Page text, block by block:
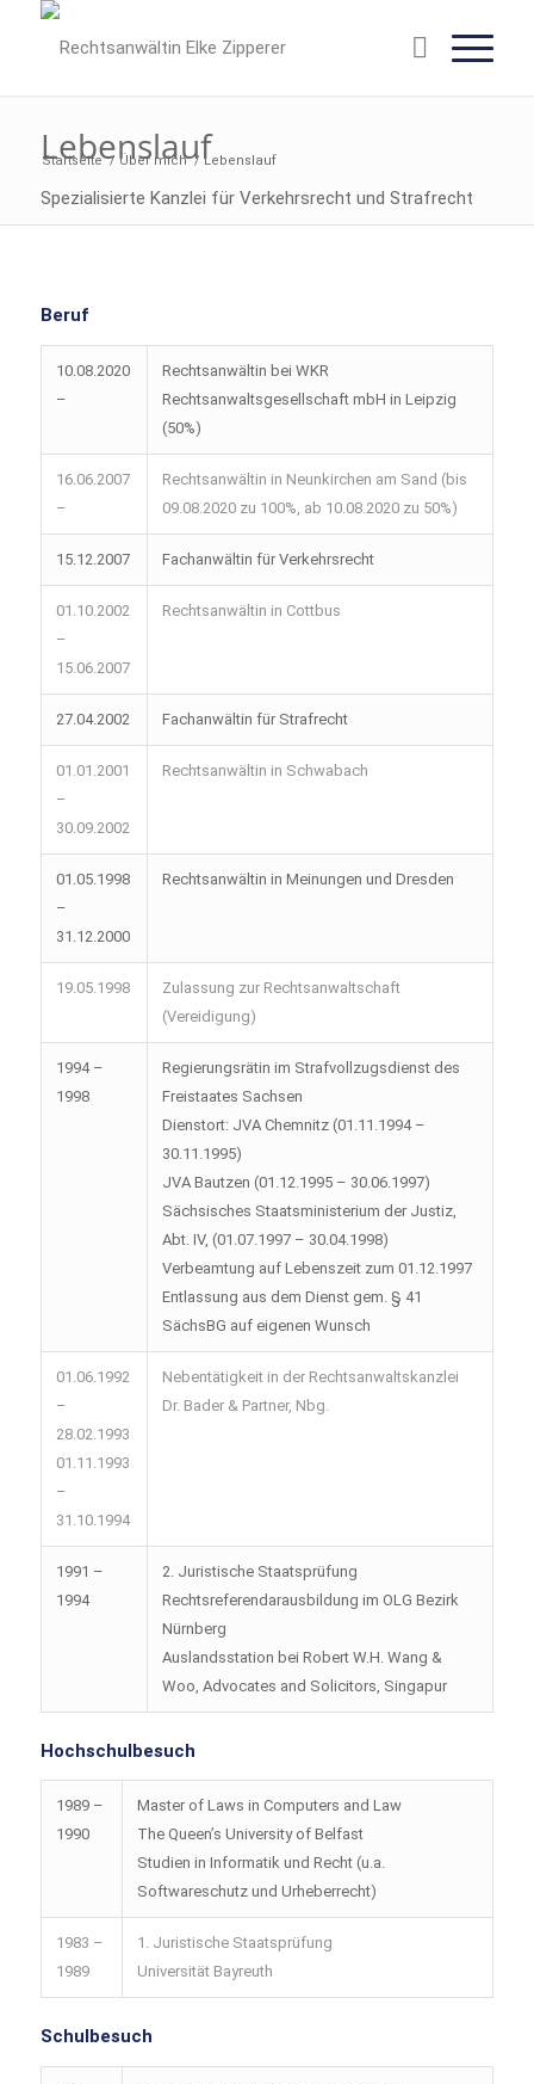
Lebenslauf
Spezialisierte Kanzlei für Verkehrsrecht und Strafrecht
Startseite / Über mich / Lebenslauf
Beruf
10.08.2020
–
Rechtsanwältin bei WKR
Rechtsanwaltsgesellschaft mbH in Leipzig
(50%)
16.06.2007
–
Rechtsanwältin in Neunkirchen am Sand (bis
09.08.2020 zu 100%, ab 10.08.2020 zu 50%)
15.12.2007 Fachanwältin für Verkehrsrecht
01.10.2002
–
15.06.2007
Rechtsanwältin in Cottbus
27.04.2002 Fachanwältin für Strafrecht
01.01.2001
–
30.09.2002
Rechtsanwältin in Schwabach
01.05.1998
–
31.12.2000
Rechtsanwältin in Meinungen und Dresden
19.05.1998
Zulassung zur Rechtsanwaltschaft
(Vereidigung)
1994 –
1998
Regierungsrätin im Strafvollzugsdienst des
Freistaates Sachsen
Dienstort: JVA Chemnitz (01.11.1994 –
30.11.1995)
JVA Bautzen (01.12.1995 – 30.06.1997)
Sächsisches Staatsministerium der Justiz,
Abt. IV, (01.07.1997 – 30.04.1998)
Verbeamtung auf Lebenszeit zum 01.12.1997
Entlassung aus dem Dienst gem. § 41
SächsBG auf eigenen Wunsch
01.06.1992
–
28.02.1993
01.11.1993
–
31.10.1994
Nebentätigkeit in der Rechtsanwaltskanzlei
Dr. Bader & Partner, Nbg.
1991 –
1994
2. Juristische Staatsprüfung
Rechtsreferendarausbildung im OLG Bezirk
Nürnberg
Auslandsstation bei Robert W.H. Wang &
Woo, Advocates and Solicitors, Singapur
Hochschulbesuch
1989 –
1990
Master of Laws in Computers and Law
The Queen’s University of Belfast
Studien in Informatik und Recht (u.a.
Softwareschutz und Urheberrecht)
1983 –
1989
1. Juristische Staatsprüfung
Universität Bayreuth
Schulbesuch